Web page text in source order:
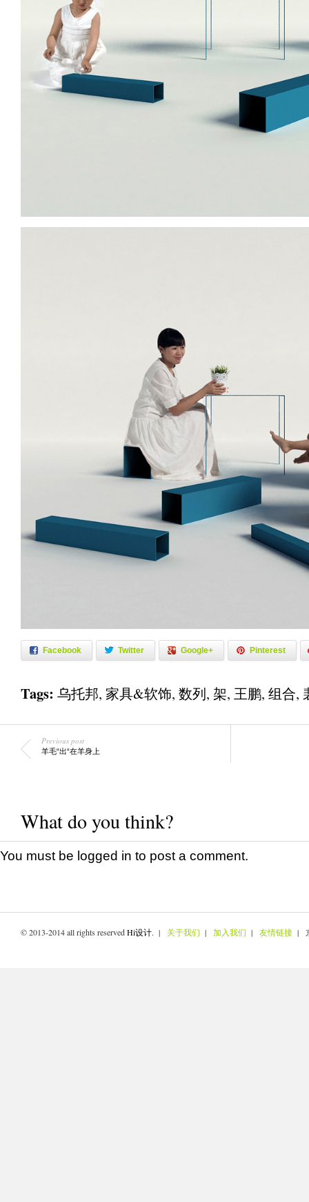
Facebook Twitter Google+ Pinterest
Tags: 乌托邦, 家具&软饰, 数列, 架, 王鹏, 组合,
Previous post
羊毛“出“在羊身上
What do you think?
You must be logged in to post a comment.
© 2013-2014 all rights reservedHi设计. | 关于我们 | 加入我们 | 友情链接 |